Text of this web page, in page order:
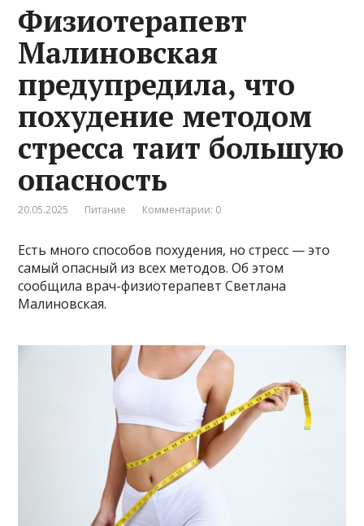
Физиотерапевт
Малиновская
предупредила, что
похудение методом
стресса таит большую
опасность
20.05.2025 Питание Комментарии: 0
Есть много способов похудения, но стресс — это
самый опасный из всех методов. Об этом
сообщила врач-физиотерапевт Светлана
Малиновская.